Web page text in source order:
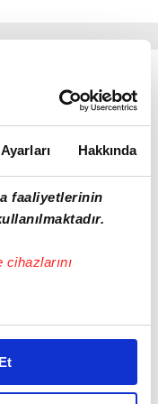
Hakkında
faaliyetlerinin
cihazlarını
özel
Bunu yaparken
deneyimi sunmak
Stuttgartile